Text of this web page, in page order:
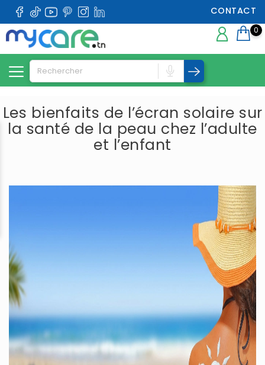
CONTACT
0
Les bienfaits de l’écran solaire sur
la santé de la peau chez l’adulte
et l’enfant